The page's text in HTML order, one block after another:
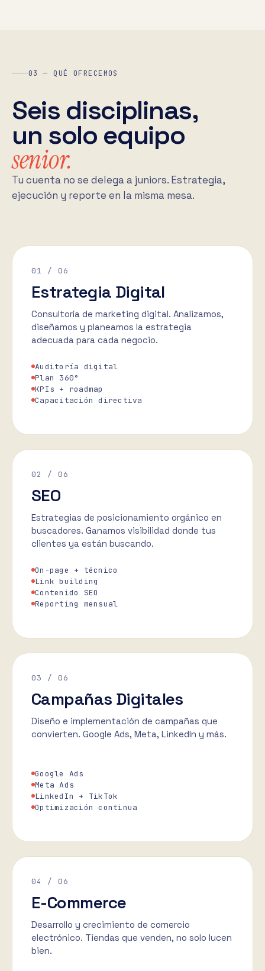
03 — QUÉ OFRECEMOS
Seis disciplinas,
un solo equipo
senior.
Tu cuenta no se delega a juniors. Estrategia,
ejecución y reporte en la misma mesa.
01 / 06
Estrategia Digital
Consultoría de marketing digital. Analizamos,
diseñamos y planeamos la estrategia
adecuada para cada negocio.
Auditoría digital
Plan 360°
KPIs + roadmap
Capacitación directiva
02 / 06
SEO
Estrategias de posicionamiento orgánico en
buscadores. Ganamos visibilidad donde tus
clientes ya están buscando.
On-page + técnico
Link building
Contenido SEO
Reporting mensual
03 / 06
Campañas Digitales
Diseño e implementación de campañas que
convierten. Google Ads, Meta, LinkedIn y más.
Google Ads
Meta Ads
LinkedIn + TikTok
Optimización continua
04 / 06
E-Commerce
Desarrollo y crecimiento de comercio
electrónico. Tiendas que venden, no solo lucen
bien.